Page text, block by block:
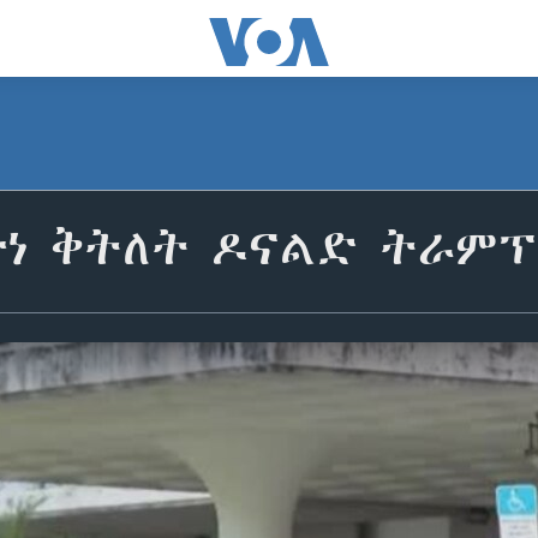
ቅትለት ዶናልድ ትራምፕ